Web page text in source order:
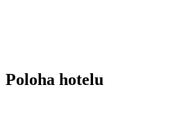
Poloha hotelu